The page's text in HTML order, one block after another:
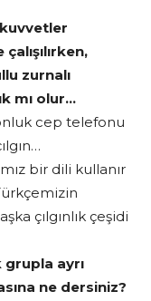
zurnalı
mı olur…
cep telefonu
bir dili kullanır
çılgınlık çeşidi
ayrı
ne dersiniz?